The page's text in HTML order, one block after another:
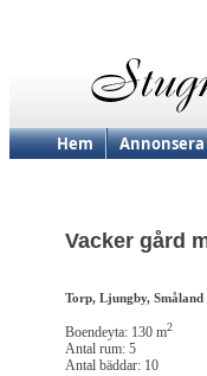
Hem Annonsera
Vacker gård
Torp, Ljungby, Småland
Boendeyta: 130 m2
Antal rum: 5
Antal bäddar: 10